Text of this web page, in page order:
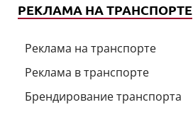
РЕКЛАМА НА ТРАНСПОРТЕ
Реклама на транспорте
Реклама в транспорте
Брендирование транспорта